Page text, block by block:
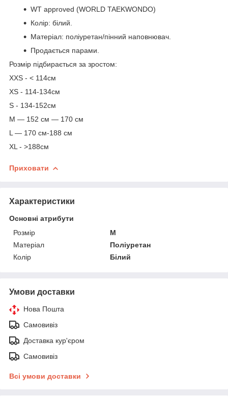
WT approved (WORLD TAEKWONDO)
Колір: білий.
Матеріал: поліуретан/пінний наповнювач.
Продається парами.
Розмір підбирається за зростом:
XXS - < 114см
XS - 114-134см
S - 134-152см
M — 152 см — 170 см
L — 170 см-188 см
XL - >188см
Приховати
Характеристики
Основні атрибути
Розмір
M
Матеріал
Поліуретан
Колір
Білий
Умови доставки
Нова Пошта
Самовивіз
Доставка кур'єром
Самовивіз
Всі умови доставки